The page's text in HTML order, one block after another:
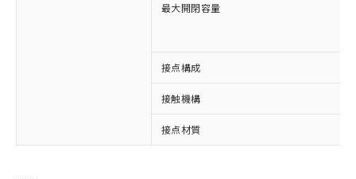
最大開閉容量
接点構成
接触機構
接点材質
対応済み：EU RoHS指令（10物質）の
対応予定：EU RoHS指令（10物質）の非含